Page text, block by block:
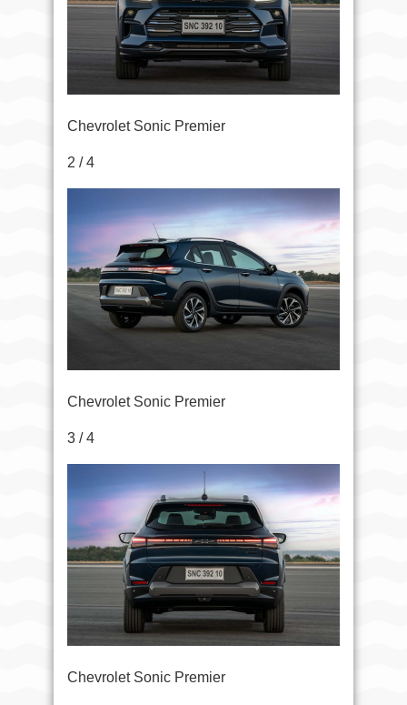
Chevrolet Sonic Premier
2 / 4
Chevrolet Sonic Premier
3 / 4
Chevrolet Sonic Premier